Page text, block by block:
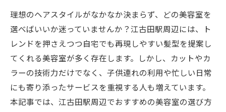
理想のヘアスタイルがなかなか決まらず、どの美容室を
選べばいいか迷っていませんか？江古田駅周辺には、ト
レンドを押さえつつ自宅でも再現しやすい髪型を提案し
てくれる美容室が多く存在します。しかし、カットやカ
ラーの技術力だけでなく、子供連れの利用や忙しい日常
にも寄り添ったサービスを重視する人も増えています。
本記事では、江古田駅周辺でおすすめの美容室の選び方